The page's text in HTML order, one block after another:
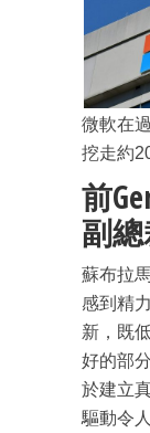
微軟在
挖走約
前
副
蘇布拉
感到精
新，既
好的部
於建立
驅動令